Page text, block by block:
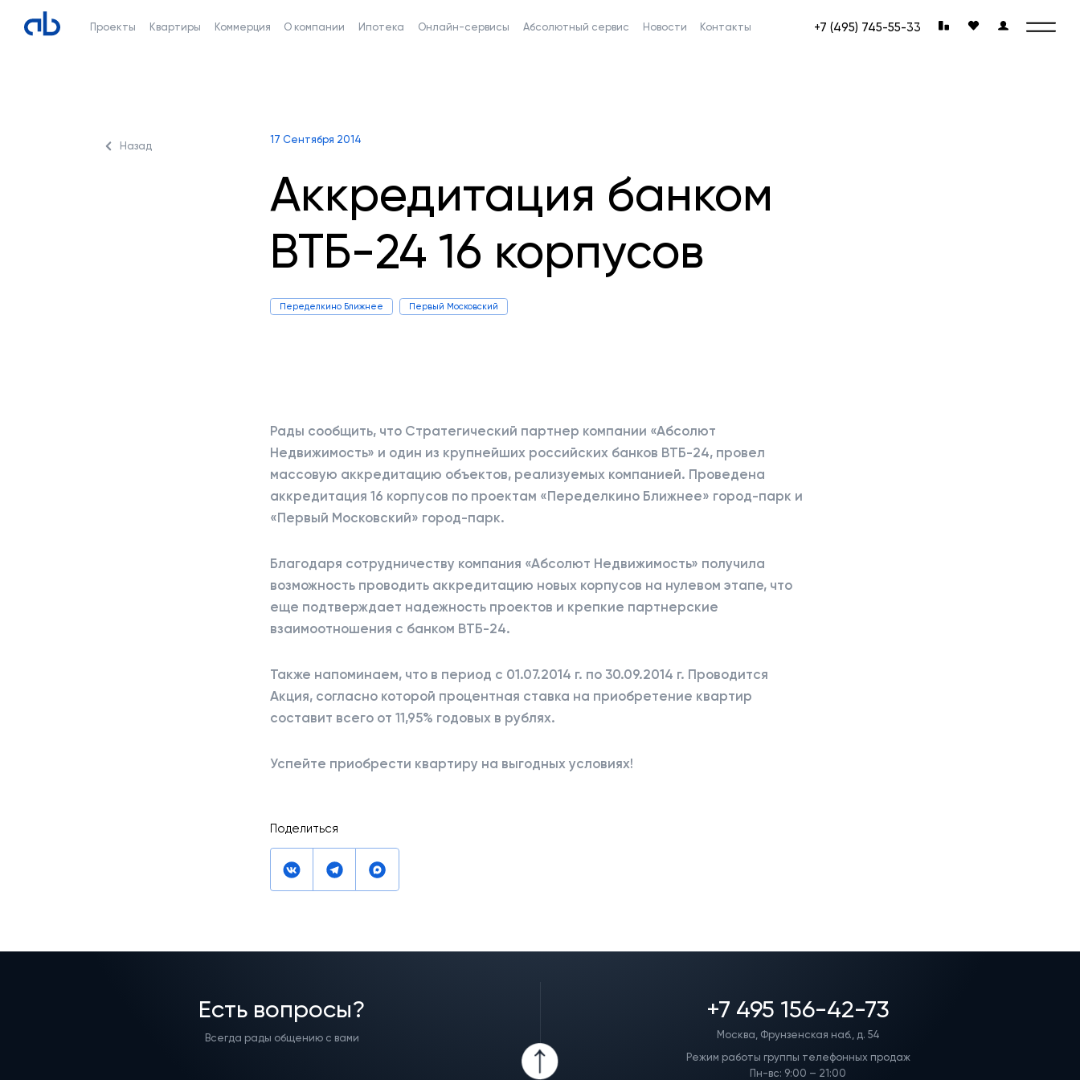
Проекты Квартиры Коммерция О компании Ипотека Онлайн-сервисы Абсолютный сервис Новости Контакты +7 (495) 745-55-33
Назад 17 Сентября 2014
Аккредитация банком
ВТБ-24 16 корпусов
Переделкино Ближнее Первый Московский
Рады сообщить, что Стратегический партнер компании «Абсолют
Недвижимость» и один из крупнейших российских банков ВТБ-24, провел
массовую аккредитацию объектов, реализуемых компанией. Проведена
аккредитация 16 корпусов по проектам «Переделкино Ближнее» город-парк и
«Первый Московский» город-парк.
Благодаря сотрудничеству компания «Абсолют Недвижимость» получила
возможность проводить аккредитацию новых корпусов на нулевом этапе, что
еще подтверждает надежность проектов и крепкие партнерские
взаимоотношения с банком ВТБ-24.
Также напоминаем, что в период с 01.07.2014 г. по 30.09.2014 г. Проводится
Акция, согласно которой процентная ставка на приобретение квартир
составит всего от 11,95% годовых в рублях.
Успейте приобрести квартиру на выгодных условиях!
Поделиться
Есть вопросы?
Всегда рады общению с вами
+7 495 156-42-73
Москва, Фрунзенская наб., д. 54
Режим работы группы телефонных продаж
Пн-вс: 9:00 – 21:00